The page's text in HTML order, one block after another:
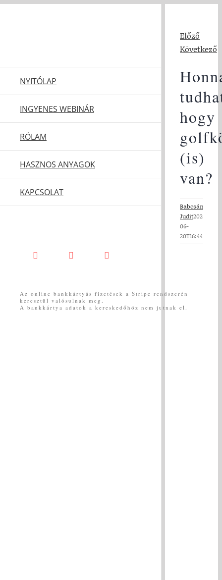
NYITÓLAP
INGYENES WEBINÁR
RÓLAM
HASZNOS ANYAGOK
KAPCSOLAT
FacebookYouTube Messenger
Az online bankkártyás fizetések a Stripe rendszerén
keresztül valósulnak meg.
A bankkártya adatok a kereskedőhöz nem jutnak el.
Előző
Következő
hogy
(is)
van?
Babcsányi
Judit2026-
06-